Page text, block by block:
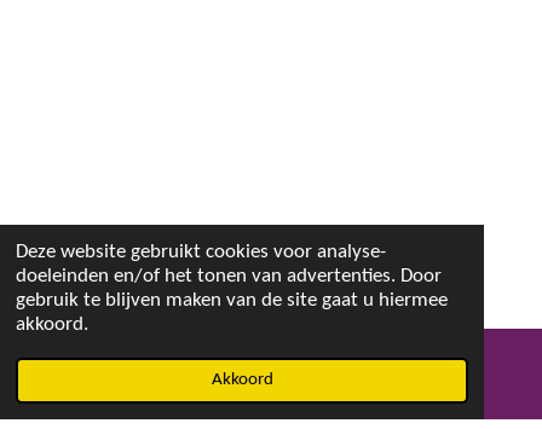
Deze website gebruikt cookies voor analyse-
doeleinden en/of het tonen van advertenties. Door
gebruik te blijven maken van de site gaat u hiermee
akkoord.
Akkoord